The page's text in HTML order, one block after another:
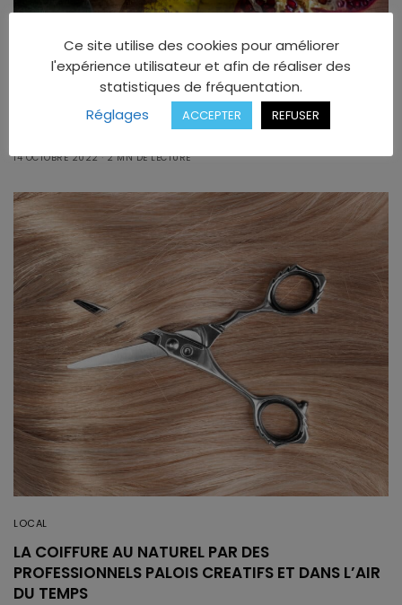
PAU : DES RESTAURANTS BIO, BONS ET
RESPONSABLES
14 OCTOBRE 2022 2 MN DE LECTURE
LOCAL
LA COIFFURE AU NATUREL PAR DES
PROFESSIONNELS PALOIS CREATIFS ET DANS L’AIR
DU TEMPS
Ce site utilise des cookies pour améliorer
l'expérience utilisateur et afin de réaliser des
statistiques de fréquentation.
Réglages
ACCEPTER REFUSER